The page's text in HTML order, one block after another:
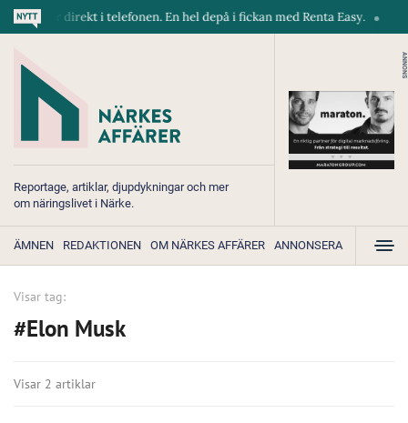
direkt i telefonen. En hel depå i fickan med Renta Easy.
Reportage, artiklar, djupdykningar och mer
om näringslivet i Närke.
ANNONS
ÄMNEN REDAKTIONEN OM NÄRKES AFFÄRER ANNONSERA
Visar tag:
#Elon Musk
Visar 2 artiklar